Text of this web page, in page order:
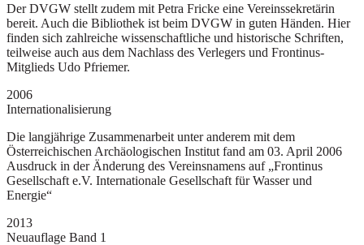
Der DVGW stellt zudem mit Petra Fricke eine Vereinssekretärin
bereit. Auch die Bibliothek ist beim DVGW in guten Händen. Hier
finden sich zahlreiche wissenschaftliche und historische Schriften,
teilweise auch aus dem Nachlass des Verlegers und Frontinus-
Mitglieds Udo Pfriemer.
2006
Internationalisierung
Die langjährige Zusammenarbeit unter anderem mit dem
Österreichischen Archäologischen Institut fand am 03. April 2006
Ausdruck in der Änderung des Vereinsnamens auf „Frontinus
Gesellschaft e.V. Internationale Gesellschaft für Wasser und
Energie“
2013
Neuauflage Band 1